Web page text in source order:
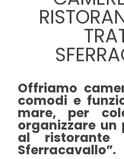
Offriamo
comodi e
mare, per
organizzare un
al ristorante
Sferracavallo”.